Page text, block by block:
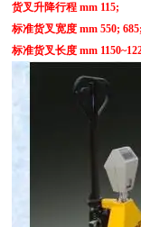
货叉升降行程 mm 115;
标准货叉宽度 mm 550;
标准货叉长度 mm